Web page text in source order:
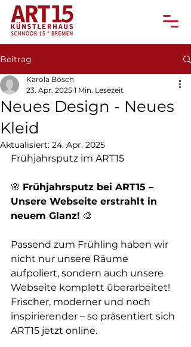
Beitrag
Neues Design - Neues
Kleid
Karola Bösch
23. Apr. 2025 1 Min. Lesezeit
Aktualisiert: 24. Apr. 2025
Frühjahrsputz im ART15
🌸 Frühjahrsputz bei ART15 –
Unsere Webseite erstrahlt in
neuem Glanz! 🎨
Passend zum Frühling haben wir
nicht nur unsere Räume
aufpoliert, sondern auch unsere
Webseite komplett überarbeitet!
Frischer, moderner und noch
inspirierender – so präsentiert sich
ART15 jetzt online.